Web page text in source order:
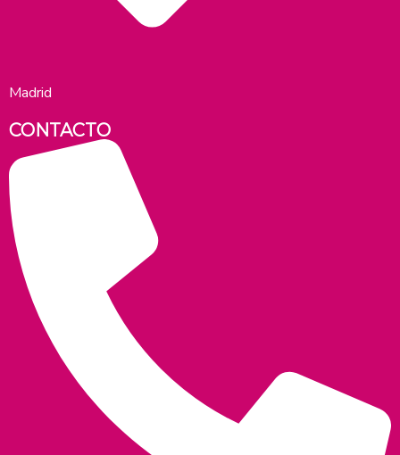
Madrid
CONTACTO